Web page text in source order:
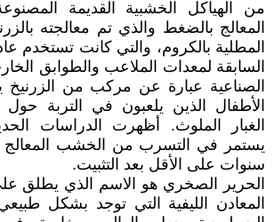
من الهياكل الخشبية القديمة
المعالج بالضغط والذي تم معالجته
المطلية بالكروم، والتي كانت تستخدم
السابقة لمعدات الملاعب والطوابق
الصناعية عبارة عن مركب من الزرنيخ
الأطفال الذين يلعبون في التربة
الغبار الملوث. أظهرت الدراسات
سنوات على الأقل بعد التثبيت.
الحرير الصخري هو الاسم الذي يطلق
المعادن الليفية التي توجد بشكل